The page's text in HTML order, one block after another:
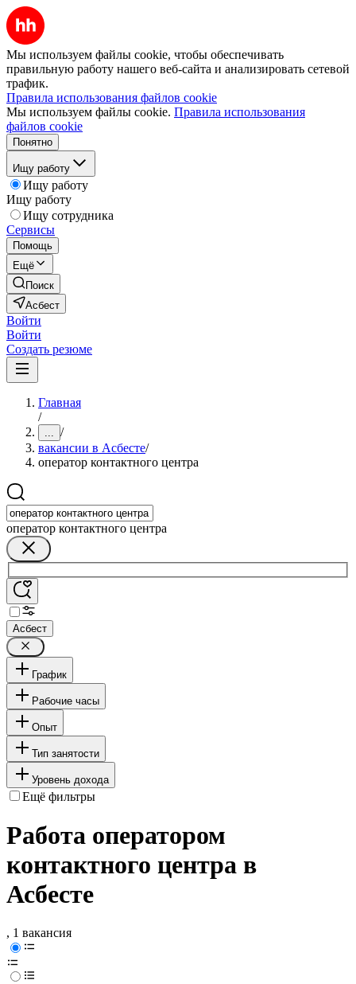
Мы используем файлы cookie, чтобы обеспечивать
правильную работу нашего веб-сайта и анализировать сетевой
трафик.
Правила использования файлов cookie
Мы используем файлы cookie. Правила использования
файлов cookie
Понятно
Ищу работу
Ищу работу
Ищу работу
Ищу сотрудника
Сервисы
Помощь
Ещё
Поиск
Асбест
Войти
Войти
Создать резюме
Главная
/
... /
вакансии в Асбесте/
оператор контактного центра
оператор контактного центра
Асбест
График
Рабочие часы
Опыт
Тип занятости
Уровень дохода
Ещё фильтры
Работа оператором
контактного центра в
Асбесте
, 1 вакансия